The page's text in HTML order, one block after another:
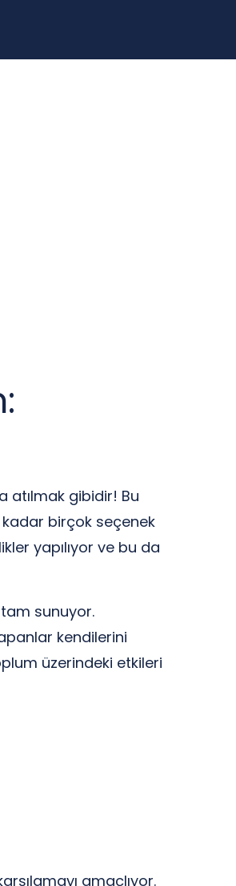
atılmak gibidir! Bu
birçok seçenek
yapılıyor ve bu da
sunuyor.
kendilerini
üzerindeki etkileri
amaçlıyor.